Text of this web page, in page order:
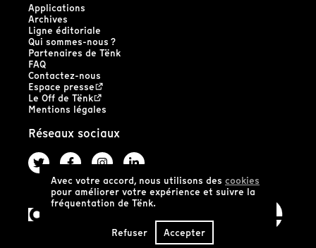
Avec votre accord, nous utilisons des cookies
pour améliorer votre expérience et suivre la
fréquentation de Tënk.
Refuser Accepter
Applications
Archives
Ligne éditoriale
Qui sommes-nous ?
Partenaires de Tënk
FAQ
Contactez-nous
Espace presse
Le Off de Tënk
Mentions légales
Réseaux sociaux